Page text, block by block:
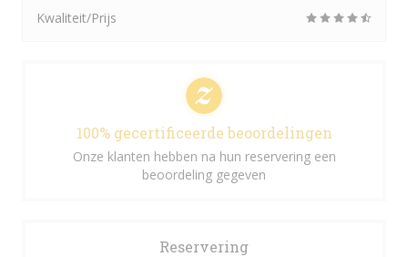
Kwaliteit/Prijs
100% gecertificeerde beoordelingen
Onze klanten hebben na hun reservering een
beoordeling gegeven
Reservering